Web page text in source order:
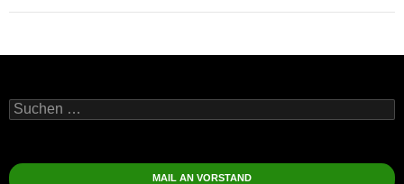
Suchen
nach:
MAIL AN VORSTAND